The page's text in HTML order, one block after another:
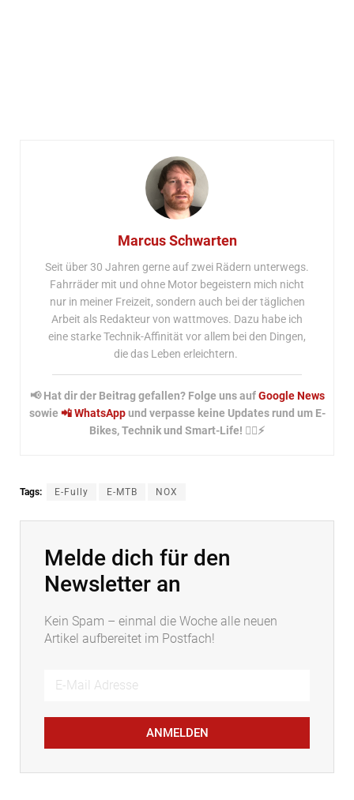
Marcus Schwarten
Seit über 30 Jahren gerne auf zwei Rädern unterwegs.
Fahrräder mit und ohne Motor begeistern mich nicht
nur in meiner Freizeit, sondern auch bei der täglichen
Arbeit als Redakteur von wattmoves. Dazu habe ich
eine starke Technik-Affinität vor allem bei den Dingen,
die das Leben erleichtern.
📢 Hat dir der Beitrag gefallen? Folge uns aufGoogle News
sowie 📲 WhatsAppund verpasse keine Updates rund um E-
Bikes, Technik und Smart-Life! 🚴‍♂️⚡
Tags: E-Fully E-MTB NOX
Melde dich für den
Newsletter an
Kein Spam – einmal die Woche alle neuen
Artikel aufbereitet im Postfach!
ANMELDEN